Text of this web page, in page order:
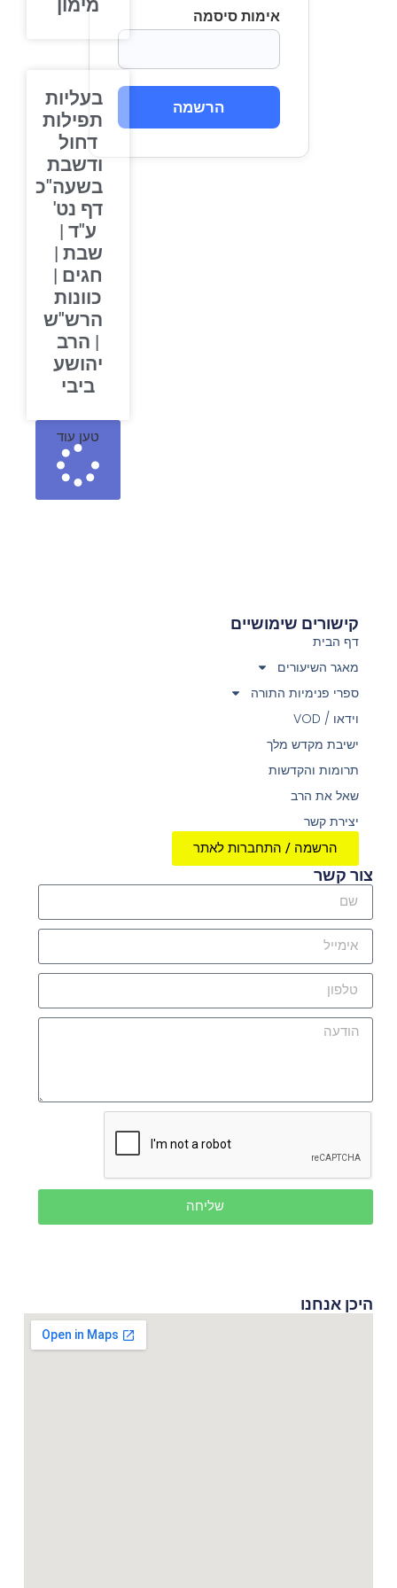
אימות סיסמה
הרשמה
מימון
בעליות
תפילות
דחול
ודשבת
בשעה"כ
דף נט'
ע"ד |
שבת |
חגים |
כוונות
הרש"ש
| הרב
יהושע
ביבי
טען עוד
קישורים שימושיים
דף הבית
מאגר השיעורים
ספרי פנימיות התורה
וידאו / VOD
ישיבת מקדש מלך
תרומות והקדשות
שאל את הרב
יצירת קשר
הרשמה / התחברות לאתר
צור קשר
שליחה
היכן אנחנו